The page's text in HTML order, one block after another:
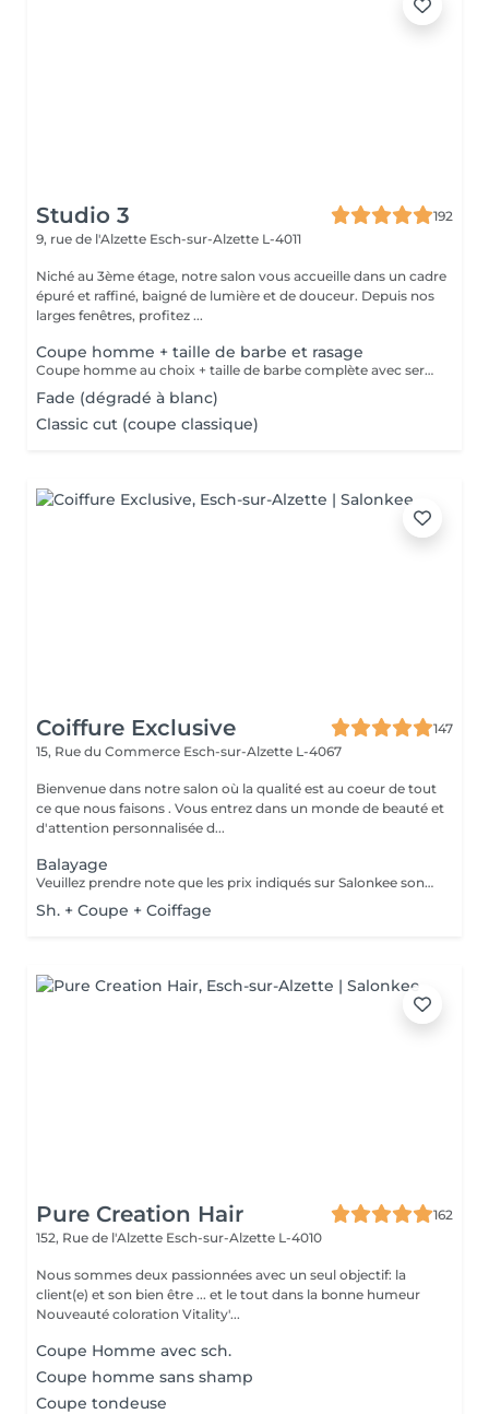
Studio 3
192
9, rue de l'Alzette Esch-sur-Alzette L-4011
Niché au 3ème étage, notre salon vous accueille dans un cadre
épuré et raffiné, baigné de lumière et de douceur. Depuis nos
larges fenêtres, profitez ...
Coupe homme + taille de barbe et rasage
Coupe homme au choix + taille de barbe complète avec serviette chaude, contours et finitions au rasoir.
Fade (dégradé à blanc)
Classic cut (coupe classique)
Coiffure Exclusive
147
15, Rue du Commerce Esch-sur-Alzette L-4067
Bienvenue dans notre salon où la qualité est au coeur de tout
ce que nous faisons . Vous entrez dans un monde de beauté et
d'attention personnalisée d...
Balayage
Veuillez prendre note que les prix indiqués sur Salonkee sont communiqués à titre informatif et s'entendent de base. Ces derniers sont susceptibles de varier selon le diagnostic réalisé à votre arrivée au salon et l'expertise du professionnel à qui vous confiez votre beauté. Dans tous les cas, un devis précis vous sera proposé et toutes réalisations de prestations seront effectuées avec votre accord. Un grand merci d'avance pour votre compréhension. Au plaisir de vous recevoir très vite.
Sh. + Coupe + Coiffage
Pure Creation Hair
162
152, Rue de l'Alzette Esch-sur-Alzette L-4010
Nous sommes deux passionnées avec un seul objectif: la
client(e) et son bien être ... et le tout dans la bonne humeur
Nouveauté coloration Vitality'...
Coupe Homme avec sch.
Coupe homme sans shamp
Coupe tondeuse